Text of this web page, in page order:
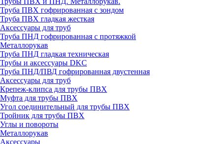
Труба ПВХ гофрированная с зондом
Труба ПВХ гладкая жесткая
Аксессуары для труб
Труба ПНД гофрированная с протяжкой
Металлорукав
Труба ПНД гладкая техническая
Трубы и аксессуары DKC
Труба ПНД/ПВД гофрированная двустенная
Аксессуары для труб
Крепеж-клипса для трубы ПВХ
Муфта для трубы ПВХ
Угол соединительный для трубы ПВХ
Тройник для трубы ПВХ
Углы и повороты
Металлорукав
Аксессуары